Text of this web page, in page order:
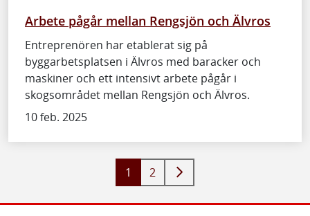
Arbete pågår mellan Rengsjön och Älvros
Entreprenören har etablerat sig på
byggarbetsplatsen i Älvros med baracker och
maskiner och ett intensivt arbete pågår i
skogsområdet mellan Rengsjön och Älvros.
10 feb. 2025
1 2